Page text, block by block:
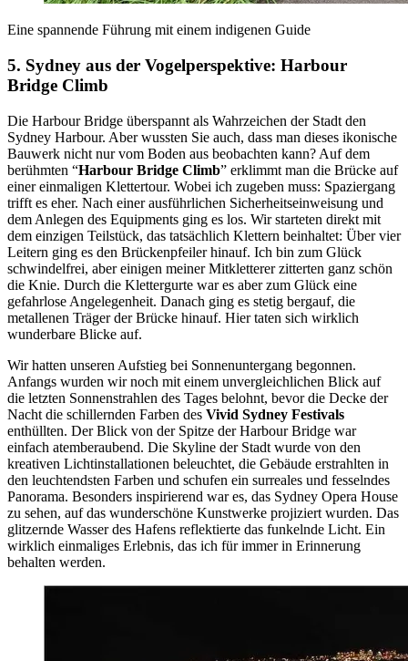
Eine spannende Führung mit einem indigenen Guide
5. Sydney aus der Vogelperspektive: Harbour
Bridge Climb
Die Harbour Bridge überspannt als Wahrzeichen der Stadt den
Sydney Harbour. Aber wussten Sie auch, dass man dieses ikonische
Bauwerk nicht nur vom Boden aus beobachten kann? Auf dem
berühmten “Harbour Bridge Climb” erklimmt man die Brücke auf
einer einmaligen Klettertour. Wobei ich zugeben muss: Spaziergang
trifft es eher. Nach einer ausführlichen Sicherheitseinweisung und
dem Anlegen des Equipments ging es los. Wir starteten direkt mit
dem einzigen Teilstück, das tatsächlich Klettern beinhaltet: Über vier
Leitern ging es den Brückenpfeiler hinauf. Ich bin zum Glück
schwindelfrei, aber einigen meiner Mitkletterer zitterten ganz schön
die Knie. Durch die Klettergurte war es aber zum Glück eine
gefahrlose Angelegenheit. Danach ging es stetig bergauf, die
metallenen Träger der Brücke hinauf. Hier taten sich wirklich
wunderbare Blicke auf.
Wir hatten unseren Aufstieg bei Sonnenuntergang begonnen.
Anfangs wurden wir noch mit einem unvergleichlichen Blick auf
die letzten Sonnenstrahlen des Tages belohnt, bevor die Decke der
Nacht die schillernden Farben des Vivid Sydney Festivals
enthüllten. Der Blick von der Spitze der Harbour Bridge war
einfach atemberaubend. Die Skyline der Stadt wurde von den
kreativen Lichtinstallationen beleuchtet, die Gebäude erstrahlten in
den leuchtendsten Farben und schufen ein surreales und fesselndes
Panorama. Besonders inspirierend war es, das Sydney Opera House
zu sehen, auf das wunderschöne Kunstwerke projiziert wurden. Das
glitzernde Wasser des Hafens reflektierte das funkelnde Licht. Ein
wirklich einmaliges Erlebnis, das ich für immer in Erinnerung
behalten werden.